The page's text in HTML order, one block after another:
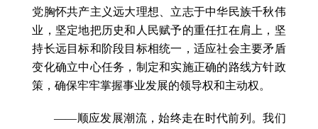
党胸怀共产主义远大理想、立志于中华民族千秋伟
业，坚定地把历史和人民赋予的重任扛在肩上，坚
持长远目标和阶段目标相统一，适应社会主要矛盾
变化确立中心任务，制定和实施正确的路线方针政
策，确保牢牢掌握事业发展的领导权和主动权。
——顺应发展潮流，始终走在时代前列。我们